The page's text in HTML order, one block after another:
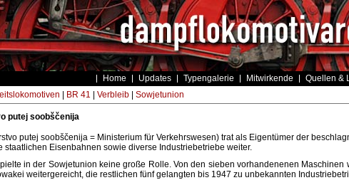
Home Updates Typengalerie Mitwirkende Quellen &
BR 41 Verbleib| Sowjetunion
putej soobščenija
putej soobščenija = Ministerium für Verkehrswesen) trat als Eigentümer der
staatlichen Eisenbahnen sowie diverse Industriebetriebe weiter.
in der Sowjetunion keine große Rolle. Von den sieben vorhandenenen Maschinen
weitergereicht, die restlichen fünf gelangten bis 1947 zu unbekannten